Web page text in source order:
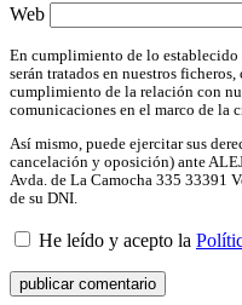
Web
En cumplimiento de lo establecido
serán tratados en nuestros
cumplimiento de la relación con
comunicaciones en el marco de la
Así mismo, puede ejercitar sus
cancelación y oposición) ante
Avda. de La Camocha 335 33391
de su DNI.
He leído y acepto la